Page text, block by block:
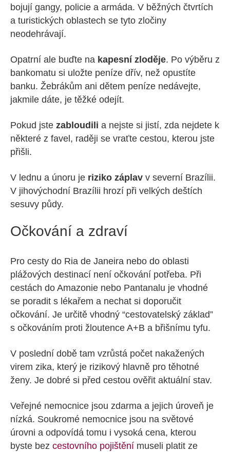
bojují gangy, policie a armáda. V běžných čtvrtích
a turistických oblastech se tyto zločiny
neodehrávají.
Opatrní ale buďte na kapesní zloděje. Po výběru z
bankomatu si uložte peníze dřív, než opustíte
banku. Žebrákům ani dětem peníze nedávejte,
jakmile dáte, je těžké odejít.
Pokud jste zabloudili a nejste si jistí, zda nejdete k
některé z favel, raději se vraťte cestou, kterou jste
přišli.
V lednu a únoru je riziko záplav v severní Brazílii.
V jihovýchodní Brazílii hrozí při velkých deštích
sesuvy půdy.
Očkování a zdraví
Pro cesty do Ria de Janeira nebo do oblasti
plážových destinací není očkování potřeba. Při
cestách do Amazonie nebo Pantanalu je vhodné
se poradit s lékařem a nechat si doporučit
očkování. Je určitě vhodný “cestovatelský základ”
s očkováním proti žloutence A+B a břišnímu tyfu.
V poslední době tam vzrůstá počet nakažených
virem zika, který je rizikový hlavně pro těhotné
ženy. Je dobré si před cestou ověřit aktuální stav.
Veřejné nemocnice jsou zdarma a jejich úroveň je
nízká. Soukromé nemocnice jsou na světové
úrovni a odpovídá tomu i vysoká cena, kterou
byste bez cestovního pojištění museli platit ze